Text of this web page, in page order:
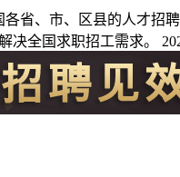
各省、市、区县的人才
决全国求职招工需求。